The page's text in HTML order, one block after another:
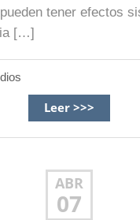
tener efectos
[…]
Leer >>>
ABR
07